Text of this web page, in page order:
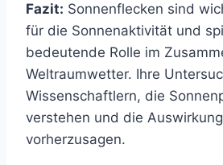
Fazit: Sonnenflecken sind
für die Sonnenaktivität und
bedeutende Rolle im
Weltraumwetter. Ihre
Wissenschaftlern, die
verstehen und die
vorherzusagen.